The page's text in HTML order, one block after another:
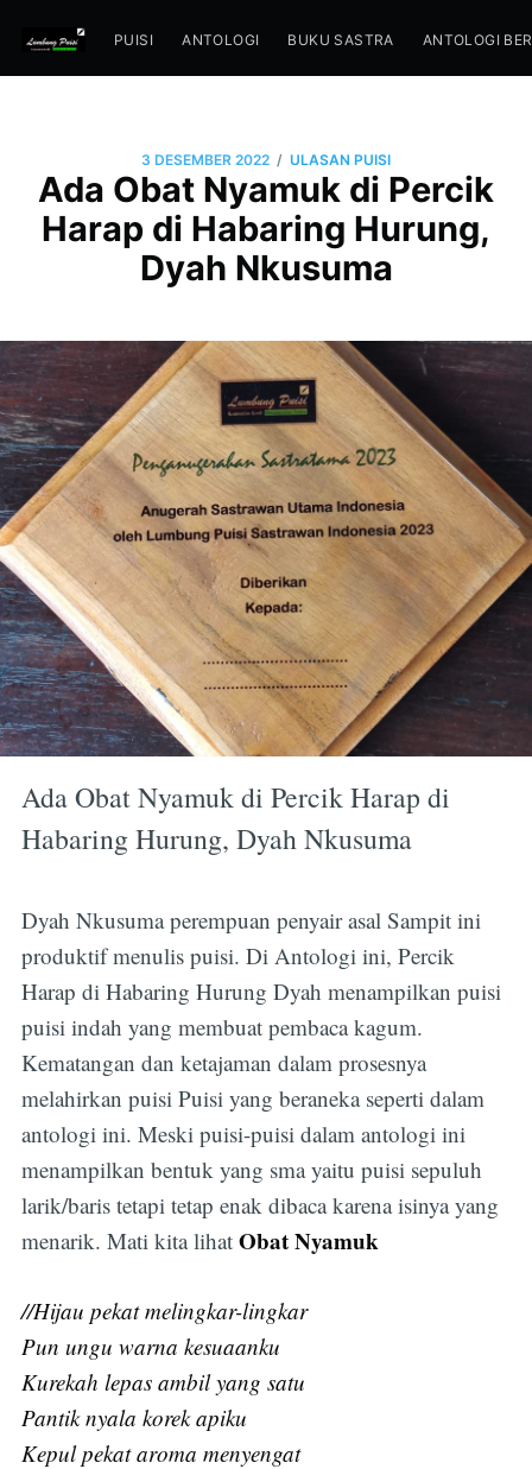
PUISI ANTOLOGI BUKU SASTRA ANTOLOGI
3 DESEMBER 2022 / ULASAN PUISI
Ada Obat Nyamuk di Percik
Harap di Habaring Hurung,
Dyah Nkusuma
Ada Obat Nyamuk di Percik Harap di
Habaring Hurung, Dyah Nkusuma
Dyah Nkusuma perempuan penyair asal Sampit ini
produktif menulis puisi. Di Antologi ini, Percik
Harap di Habaring Hurung Dyah menampilkan puisi
puisi indah yang membuat pembaca kagum.
Kematangan dan ketajaman dalam prosesnya
melahirkan puisi Puisi yang beraneka seperti dalam
antologi ini. Meski puisi-puisi dalam antologi ini
menampilkan bentuk yang sma yaitu puisi sepuluh
larik/baris tetapi tetap enak dibaca karena isinya yang
menarik. Mati kita lihat Obat Nyamuk
//Hijau pekat melingkar-lingkar
Pun ungu warna kesuaanku
Kurekah lepas ambil yang satu
Pantik nyala korek apiku
Kepul pekat aroma menyengat